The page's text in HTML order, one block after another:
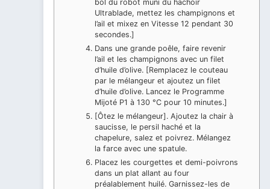
bol du robot muni du hachoir
Ultrablade, mettez les champignons et
l’ail et mixez en Vitesse 12 pendant 30
secondes.]
Dans une grande poêle, faire revenir
l’ail et les champignons avec un filet
d’huile d’olive. [Remplacez le couteau
par le mélangeur et ajoutez un filet
d’huile d’olive. Lancez le Programme
Mijoté P1 à 130 °C pour 10 minutes.]
[Ôtez le mélangeur]. Ajoutez la chair à
saucisse, le persil haché et la
chapelure, salez et poivrez. Mélangez
la farce avec une spatule.
Placez les courgettes et demi-poivrons
dans un plat allant au four
préalablement huilé. Garnissez-les de